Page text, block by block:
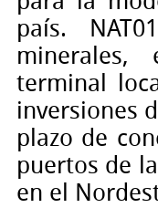
país.
NAT01
minerales,
terminal
inversiones
plazo de
puertos de
en el